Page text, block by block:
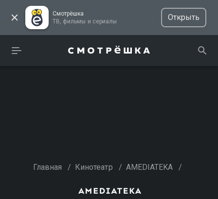
Смотрёшка
ТВ, фильмы и сериалы
Открыть
Главная / Кинотеатр / AMEDIATEKA /